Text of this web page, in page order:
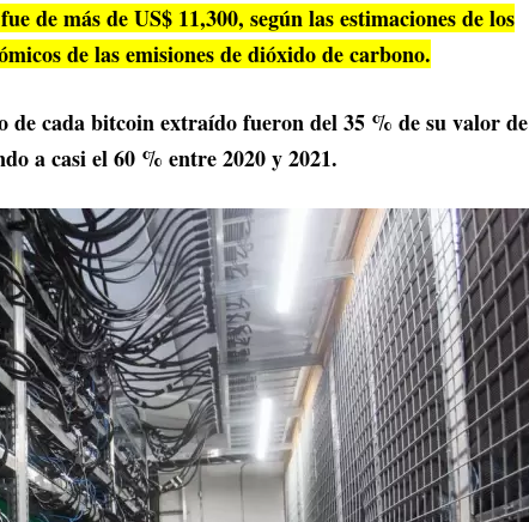
de más de US$ 11,300, según las estimaciones de los
de las emisiones de dióxido de carbono.
de cada bitcoin extraído fueron del 35 % de su valor de
a casi el 60 % entre 2020 y 2021.